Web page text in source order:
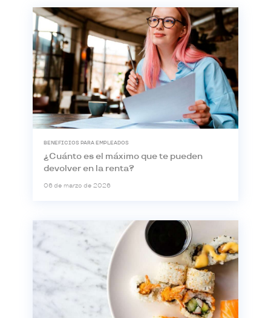
BENEFICIOS PARA EMPLEADOS
¿Cuánto es el máximo que te pueden
devolver en la renta?
06 de marzo de 2026